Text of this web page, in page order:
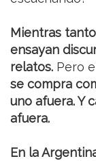
Mientras
ensayan
relatos. Pero
se compra
uno afuera. Y
afuera.
En la